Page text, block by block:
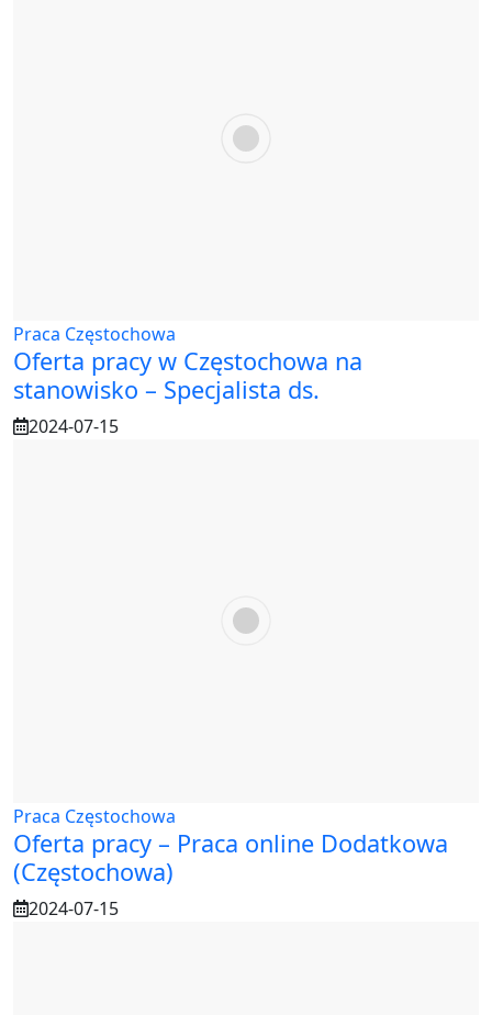
Praca Częstochowa
Oferta pracy w Częstochowa na
stanowisko – Specjalista ds.
2024-07-15
Praca Częstochowa
Oferta pracy – Praca online Dodatkowa
(Częstochowa)
2024-07-15